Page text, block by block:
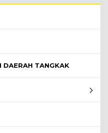
DAERAH TANGKAK